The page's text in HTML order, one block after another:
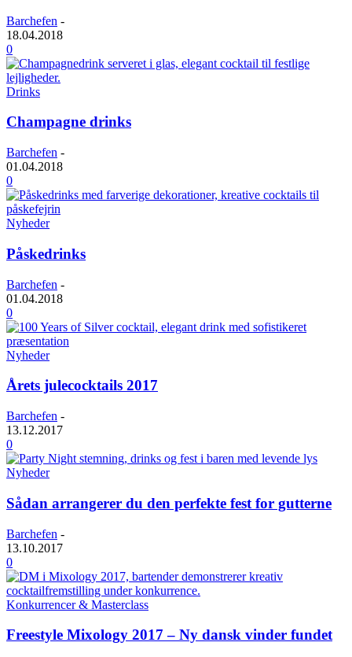
Barchefen -
18.04.2018
0
Drinks
Champagne drinks
Barchefen -
01.04.2018
0
Nyheder
Påskedrinks
Barchefen -
01.04.2018
0
Nyheder
Årets julecocktails 2017
Barchefen -
13.12.2017
0
Nyheder
Sådan arrangerer du den perfekte fest for gutterne
Barchefen -
13.10.2017
0
Konkurrencer & Masterclass
Freestyle Mixology 2017 – Ny dansk vinder fundet